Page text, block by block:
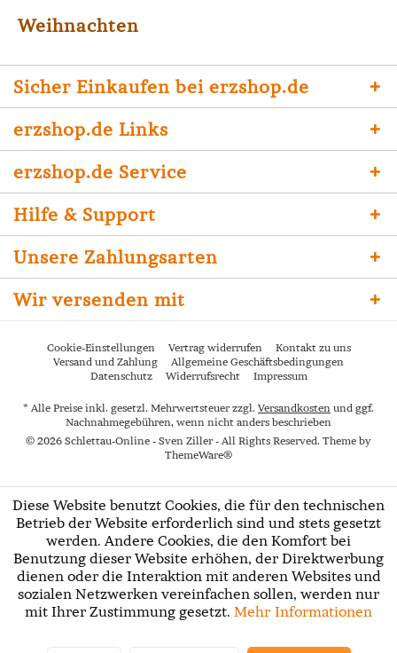
Weihnachten
Sicher Einkaufen bei erzshop.de
erzshop.de Links
erzshop.de Service
Hilfe & Support
Unsere Zahlungsarten
Wir versenden mit
Cookie-Einstellungen Vertrag widerrufen
Kontakt zu uns
Versand und Zahlung
Allgemeine Geschäftsbedingungen
Datenschutz
Widerrufsrecht Impressum
* Alle Preise inkl. gesetzl. Mehrwertsteuer zzgl. Versandkosten und ggf.
Nachnahmegebühren, wenn nicht anders beschrieben
© 2026 Schlettau-Online - Sven Ziller - All Rights Reserved. Theme by
ThemeWare®
Diese Website benutzt Cookies, die für den technischen
Betrieb der Website erforderlich sind und stets gesetzt
werden. Andere Cookies, die den Komfort bei
Benutzung dieser Website erhöhen, der Direktwerbung
dienen oder die Interaktion mit anderen Websites und
sozialen Netzwerken vereinfachen sollen, werden nur
mit Ihrer Zustimmung gesetzt. Mehr Informationen